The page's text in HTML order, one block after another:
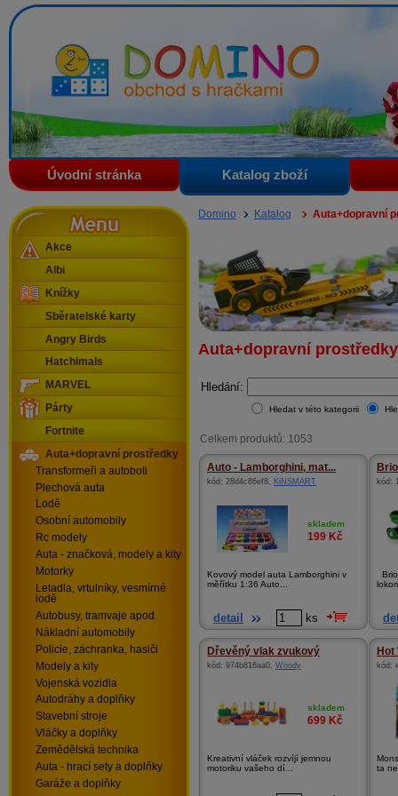
Domino - obchod s hračkami
Úvodní stránka Katalog zboží
Domino Katalog Auta+dopravní
Auta+dopravní prostředky
Hledání:
Hledat v této kategorii
Celkem produktů: 1053
Auto - Lamborghini, mat...
kód: 28d4c86ef8, KiNSMART
skladem
199 Kč
Kovový model auta Lamborghini v
měřítku 1:36 Auto...
detail ks
kód:
Dřevěný vlak zvukový
kód: 974b816aa0, Woody
skladem
699 Kč
Kreativní vláček rozvíjí jemnou
motoriku vašeho dí...
Hot
kód:
ta
Menu
Akce
Albi
Knížky
Sběratelské karty
Angry Birds
Hatchimals
MARVEL
Párty
Fortnite
Auta+dopravní prostředky
Transformeři a autoboti
Plechová auta
Lodě
Osobní automobily
Rc modely
Auta - značková, modely a kity
Motorky
Letadla, vrtulníky, vesmírné
lodě
Autobusy, tramvaje apod.
Nákladní automobily
Policie, záchranka, hasiči
Modely a kity
Vojenská vozidla
Autodráhy a doplňky
Stavební stroje
Vláčky a doplňky
Zemědělská technika
Auta - hrací sety a doplňky
Garáže a doplňky